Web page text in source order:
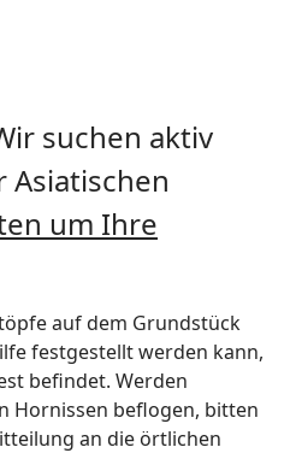
suchen aktiv
Asiatischen
um Ihre
auf dem Grundstück
festgestellt werden kann,
befindet. Werden
Hornissen beflogen, bitten
an die örtlichen